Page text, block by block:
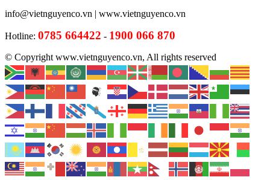
info@vietnguyenco.vn | www.vietnguyenco.vn
Hotline: 0785 664422 - 1900 066 870
© Copyright www.vietnguyenco.vn, All rights reserved